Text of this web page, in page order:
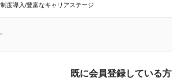
度導入/豊富なキャリアステージ
既に会員登録している方